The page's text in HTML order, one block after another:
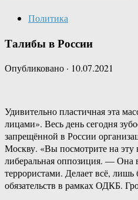
Политика
Талибы в России
Опубликовано · 10.07.2021
Удивительно пластичная эта
лицами». Весь день сегодня
запрещённой в России
Москву. «Вы посмотрите на эту
либеральная оппозиция. — Она
террористами. Делает всё,
обязательств в рамках ОДКБ.